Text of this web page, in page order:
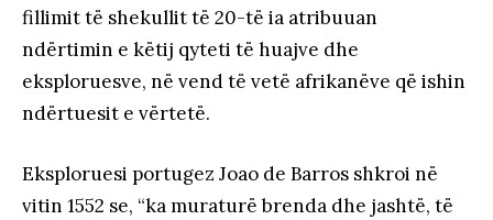
fillimit të shekullit të 20-të ia atribuuan
ndërtimin e këtij qyteti të huajve dhe
eksploruesve, në vend të vetë afrikanëve që ishin
ndërtuesit e vërtetë.
Eksploruesi portugez Joao de Barros shkroi në
vitin 1552 se, “ka muraturë brenda dhe jashtë, të